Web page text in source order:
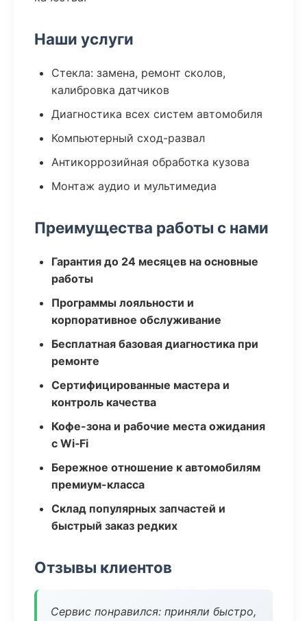
Наши услуги
Стекла: замена, ремонт сколов,
калибровка датчиков
Диагностика всех систем автомобиля
Компьютерный сход-развал
Антикоррозийная обработка кузова
Монтаж аудио и мультимедиа
Преимущества работы с нами
Гарантия до 24 месяцев на основные
работы
Программы лояльности и
корпоративное обслуживание
Бесплатная базовая диагностика при
ремонте
Сертифицированные мастера и
контроль качества
Кофе-зона и рабочие места ожидания
с Wi‑Fi
Бережное отношение к автомобилям
премиум-класса
Склад популярных запчастей и
быстрый заказ редких
Отзывы клиентов
Сервис понравился: приняли быстро,